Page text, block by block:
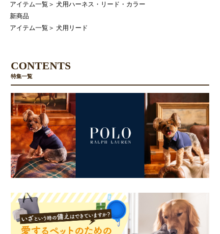
アイテム一覧 ＞ 犬用ハーネス・リード・カラー
新商品
アイテム一覧 ＞ 犬用リード
CONTENTS
特集一覧